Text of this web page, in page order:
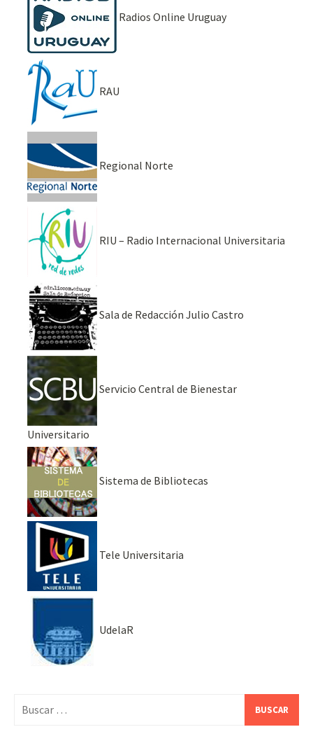
Radios Online Uruguay
RAU
Regional Norte
RIU – Radio Internacional Universitaria
Sala de Redacción Julio Castro
Servicio Central de Bienestar
Universitario
Sistema de Bibliotecas
Tele Universitaria
UdelaR